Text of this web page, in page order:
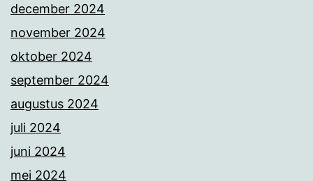
december 2024
november 2024
oktober 2024
september 2024
augustus 2024
juli 2024
juni 2024
mei 2024